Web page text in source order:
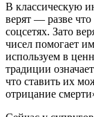
В классическую
верят — разве
соцсетях. Зато
чисел помогает
используем в
традиции
что ставить их
отрицание